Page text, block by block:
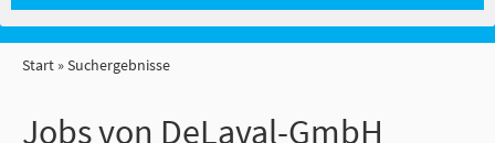
Start Suchergebnisse
Jobs von DeLaval-GmbH